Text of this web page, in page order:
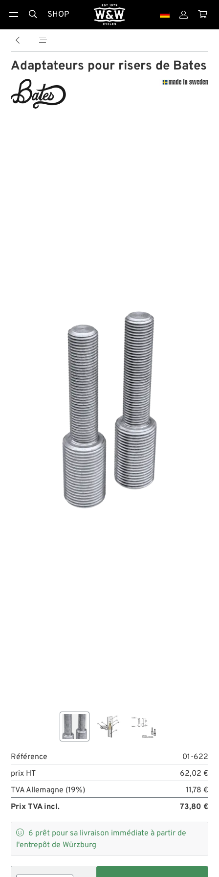
 SHOP  
 
Adaptateurs pour risers de Bates
Référence
01-622
prix HT
62,02 €
TVA Allemagne (19%)
11,78 €
Prix TVA incl.
73,80 €
 6 prêt pour sa livraison immédiate à partir de
l'entrepôt de Würzburg